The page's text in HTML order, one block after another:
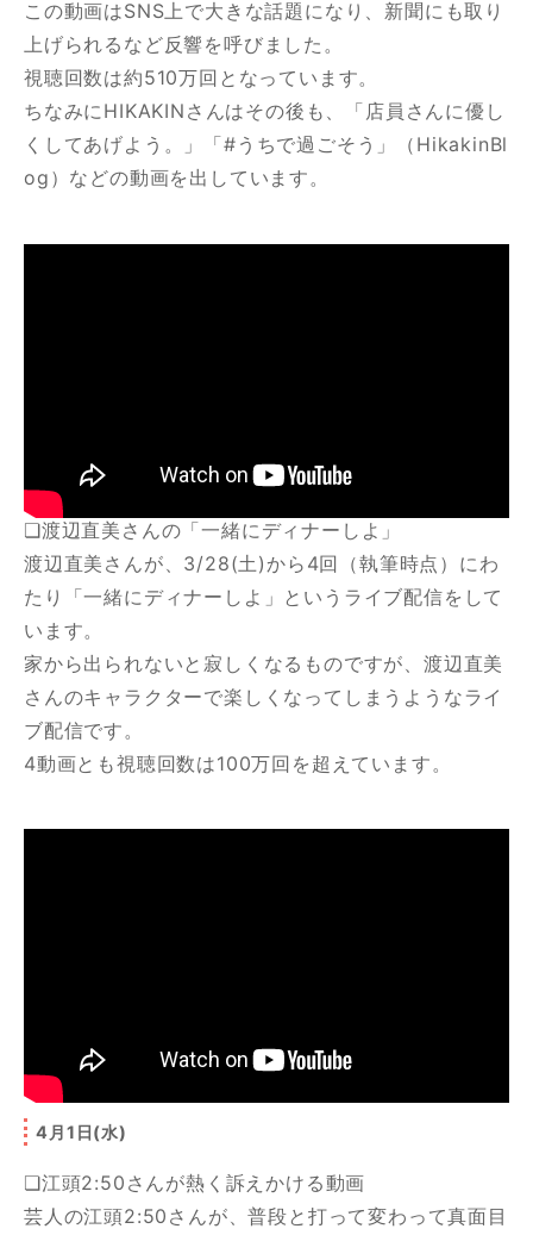
この動画はSNS上で大きな話題になり、新聞にも取り
上げられるなど反響を呼びました。
視聴回数は約510万回となっています。
ちなみにHIKAKINさんはその後も、「店員さんに優し
くしてあげよう。」「#うちで過ごそう」（HikakinBl
og）などの動画を出しています。
❏渡辺直美さんの「一緒にディナーしよ」
渡辺直美さんが、3/28(土)から4回（執筆時点）にわ
たり「一緒にディナーしよ」というライブ配信をして
います。
家から出られないと寂しくなるものですが、渡辺直美
さんのキャラクターで楽しくなってしまうようなライ
ブ配信です。
4動画とも視聴回数は100万回を超えています。
4月1日(水)
❏江頭2:50さんが熱く訴えかける動画
芸人の江頭2:50さんが、普段と打って変わって真面目